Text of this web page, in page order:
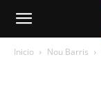
Inicio Nou Barris